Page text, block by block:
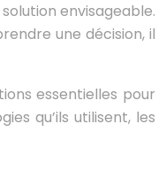
envisageable.
une décision, il
essentielles pour
qu’ils utilisent, les